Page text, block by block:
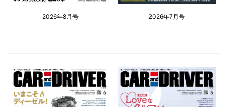
2026年8月号 2026年7月号